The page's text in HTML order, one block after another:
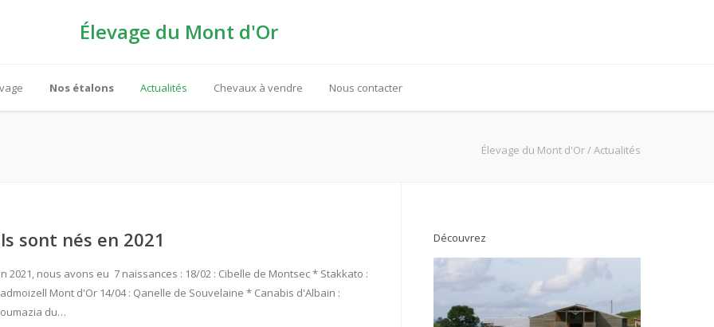
Élevage du Mont d'Or
Nos étalons Actualités Chevaux à vendre Nous contacter
Élevage du Mont d'Or/Actualités
sont nés en 2021
2021, nous avons eu 7 naissances : 18/02 : Cibelle de Montsec * Stakkato :
Mont d'Or 14/04 : Qanelle de Souvelaine * Canabis d'Albain :
du…
Découvrez